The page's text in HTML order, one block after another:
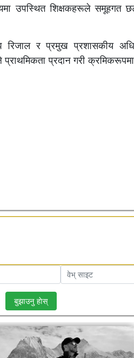
उपस्थित शिक्षकहरूले समूहगत
रिजाल र प्रमुख प्रशासकीय
प्रदान गरी क्रमिकरूपमा
बुझाउनु हाेस्